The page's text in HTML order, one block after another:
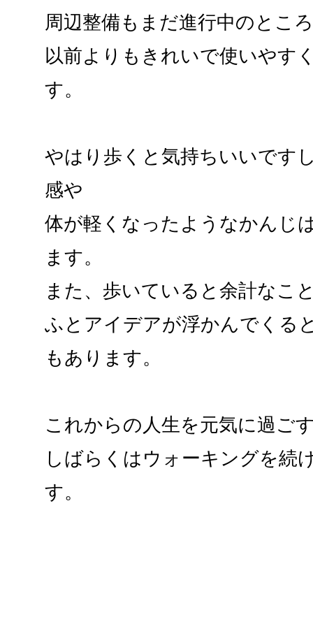
周辺整備もまだ進行中のとこ
以前よりもきれいで使いやす
す。
やはり歩くと気持ちいいです
感や
体が軽くなったようなかんじ
ます。
また、歩いていると余計なこ
ふとアイデアが浮かんでくる
もあります。
これからの人生を元気に過ご
しばらくはウォーキングを続
す。